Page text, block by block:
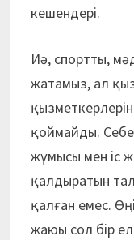
кешендері.
Иә, спортты,
жатамыз, ал
қоймайды.
жұмысы мен іс
қалдыратын
қалған емес.
жаюы сол бір